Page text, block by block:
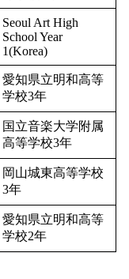
Seoul Art High
School Year
1(Korea)
愛知県立明和高等
学校3年
国立音楽大学附属
高等学校3年
岡山城東高等学校
3年
愛知県立明和高等
学校2年